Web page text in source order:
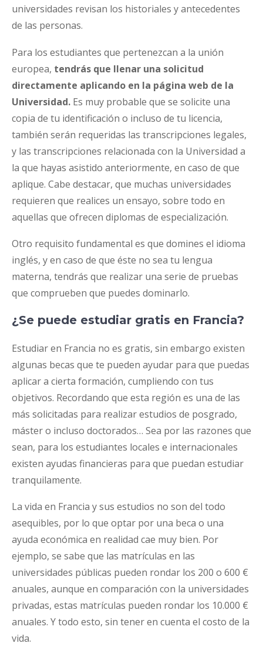
universidades revisan los historiales y antecedentes
de las personas.
Para los estudiantes que pertenezcan a la unión
europea, tendrás que llenar una solicitud
directamente aplicando en la página web de la
Universidad. Es muy probable que se solicite una
copia de tu identificación o incluso de tu licencia,
también serán requeridas las transcripciones legales,
y las transcripciones relacionada con la Universidad a
la que hayas asistido anteriormente, en caso de que
aplique. Cabe destacar, que muchas universidades
requieren que realices un ensayo, sobre todo en
aquellas que ofrecen diplomas de especialización.
Otro requisito fundamental es que domines el idioma
inglés, y en caso de que éste no sea tu lengua
materna, tendrás que realizar una serie de pruebas
que comprueben que puedes dominarlo.
¿Se puede estudiar gratis en Francia?
Estudiar en Francia no es gratis, sin embargo existen
algunas becas que te pueden ayudar para que puedas
aplicar a cierta formación, cumpliendo con tus
objetivos. Recordando que esta región es una de las
más solicitadas para realizar estudios de posgrado,
máster o incluso doctorados… Sea por las razones que
sean, para los estudiantes locales e internacionales
existen ayudas financieras para que puedan estudiar
tranquilamente.
La vida en Francia y sus estudios no son del todo
asequibles, por lo que optar por una beca o una
ayuda económica en realidad cae muy bien. Por
ejemplo, se sabe que las matrículas en las
universidades públicas pueden rondar los 200 o 600 €
anuales, aunque en comparación con la universidades
privadas, estas matrículas pueden rondar los 10.000 €
anuales. Y todo esto, sin tener en cuenta el costo de la
vida.